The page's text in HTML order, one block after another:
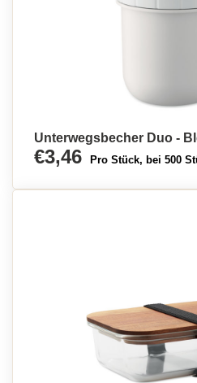
Unterwegsbecher Duo -
€3,46 Pro Stück, bei 500